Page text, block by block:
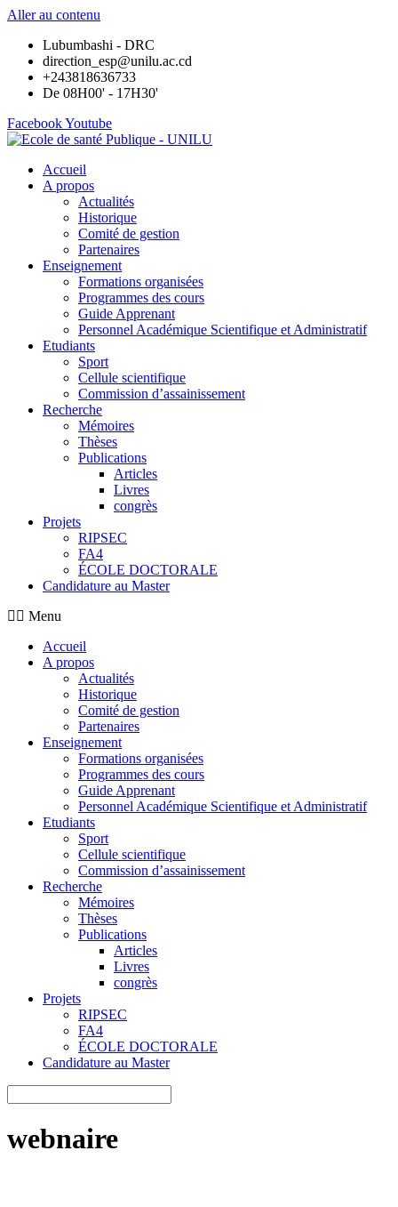
Aller au contenu
Lubumbashi - DRC
direction_esp@unilu.ac.cd
+243818636733
De 08H00' - 17H30'
FacebookYoutube
Accueil
A propos
Actualités
Historique
Comité de gestion
Partenaires
Enseignement
Formations organisées
Programmes des cours
Guide Apprenant
Personnel Académique Scientifique et Administratif
Etudiants
Sport
Cellule scientifique
Commission d’assainissement
Recherche
Mémoires
Thèses
Publications
Articles
Livres
congrès
Projets
RIPSEC
FA4
ÉCOLE DOCTORALE
Candidature au Master
Menu
Accueil
A propos
Actualités
Historique
Comité de gestion
Partenaires
Enseignement
Formations organisées
Programmes des cours
Guide Apprenant
Personnel Académique Scientifique et Administratif
Etudiants
Sport
Cellule scientifique
Commission d’assainissement
Recherche
Mémoires
Thèses
Publications
Articles
Livres
congrès
Projets
RIPSEC
FA4
ÉCOLE DOCTORALE
Candidature au Master
webnaire